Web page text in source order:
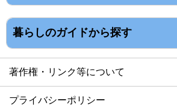
暮らしのガイドから探す
著作権・リンク等について
プライバシーポリシー